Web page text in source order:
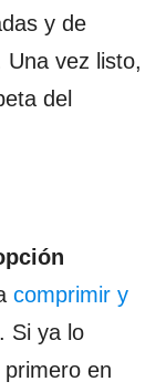
y de
vez listo,
del
comprimir y
. Si ya lo
en